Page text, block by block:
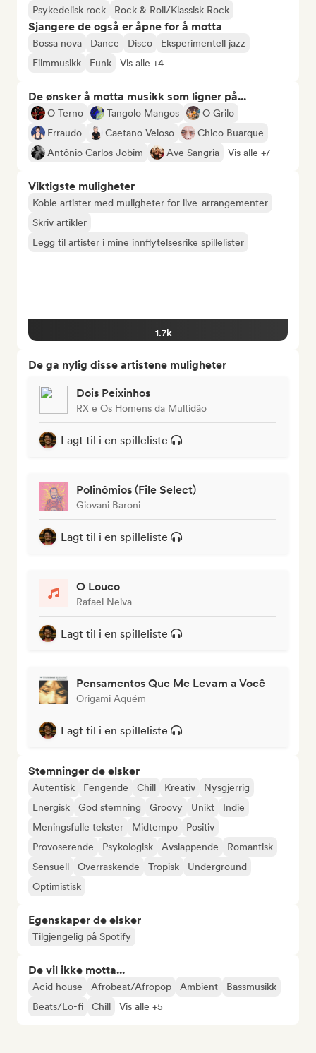
Psykedelisk rock
Rock & Roll/Klassisk Rock
Sjangere de også er åpne for å motta
Bossa nova Dance Disco
Eksperimentell jazz
Filmmusikk
Funk Vis alle +4
De ønsker å motta musikk som ligner på...
O Terno Tangolo Mangos
O Grilo
Erraudo
Caetano Veloso
Chico Buarque
Antônio Carlos Jobim
Ave Sangria Vis alle +7
Viktigste muligheter
Koble artister med muligheter for live-arrangementer
Skriv artikler
Legg til artister i mine innflytelsesrike spillelister
1.7k
De ga nylig disse artistene muligheter
Dois Peixinhos
RX e Os Homens da Multidão
Lagt til i en spilleliste
Polinômios (File Select)
Giovani Baroni
Lagt til i en spilleliste
O Louco
Rafael Neiva
Lagt til i en spilleliste
Pensamentos Que Me Levam a Você
Origami Aquém
Lagt til i en spilleliste
Stemninger de elsker
Autentisk Fengende Chill Kreativ
Nysgjerrig
Energisk
God stemning Groovy Unikt
Indie
Meningsfulle tekster
Midtempo
Positiv
Provoserende
Psykologisk Avslappende
Romantisk
Sensuell
Overraskende Tropisk
Underground
Optimistisk
Egenskaper de elsker
Tilgjengelig på Spotify
De vil ikke motta...
Acid house Afrobeat/Afropop Ambient
Bassmusikk
Beats/Lo-fi
Chill Vis alle +5